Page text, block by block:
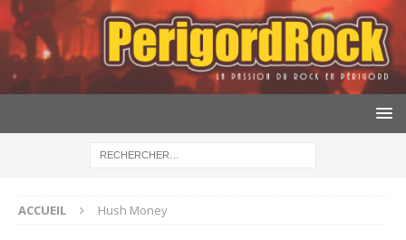
ACCUEIL Hush Money